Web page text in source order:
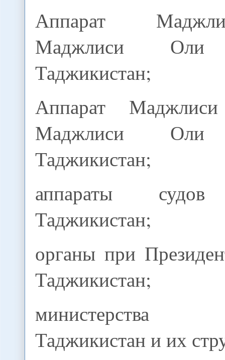
Аппарат
Маджлиси Оли
Таджикистан;
Аппарат Маджлиси
Маджлиси Оли
Таджикистан;
аппараты судов
Таджикистан;
органы при
Таджикистан;
министерства
Таджикистан и их